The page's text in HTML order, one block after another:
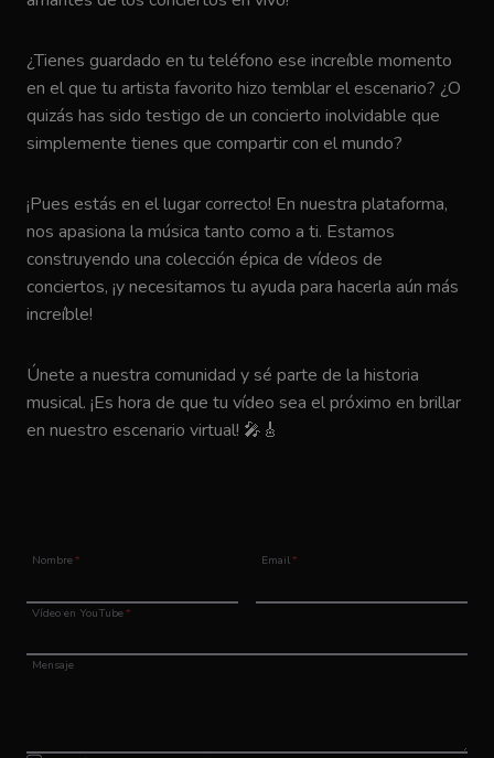
¿Tienes guardado en tu teléfono ese increíble momento
en el que tu artista favorito hizo temblar el escenario? ¿O
quizás has sido testigo de un concierto inolvidable que
simplemente tienes que compartir con el mundo?
¡Pues estás en el lugar correcto! En nuestra plataforma,
nos apasiona la música tanto como a ti. Estamos
construyendo una colección épica de vídeos de
conciertos, ¡y necesitamos tu ayuda para hacerla aún más
increíble!
Únete a nuestra comunidad y sé parte de la historia
musical. ¡Es hora de que tu vídeo sea el próximo en brillar
en nuestro escenario virtual! 🎤🎸
Nombre* Email*
Vídeo en YouTube*
Mensaje